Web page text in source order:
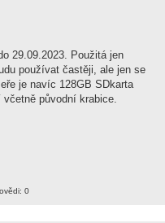
29.09.2023. Použitá jen
používat častěji, ale jen se
je navíc 128GB SDkarta
původní krabice.
0